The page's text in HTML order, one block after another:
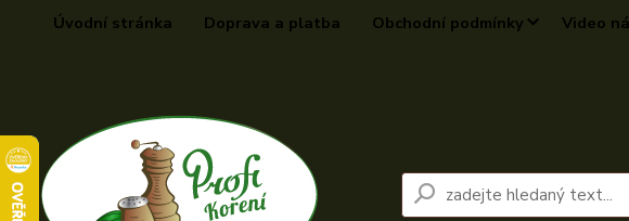
Úvodní stránka Doprava a platba Obchodní podmínky Video